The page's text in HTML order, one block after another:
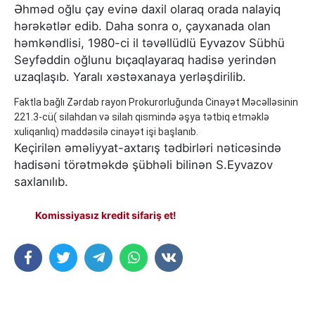
Əhməd oğlu çay evinə daxil olaraq orada nalayiq
hərəkətlər edib. Daha sonra o, çayxanada olan
həmkəndlisi, 1980-ci il təvəllüdlü Eyvazov Sübhü
Seyfəddin oğlunu bıçaqlayaraq hadisə yerindən
uzaqlaşıb. Yaralı xəstəxanaya yerləşdirilib.
Faktla bağlı Zərdab rayon Prokurorluğunda Cinayət Məcəlləsinin
221.3-cü( silahdan və silah qismində əşya tətbiq etməklə
xuliqanlıq) maddəsilə cinayət işi başlanıb.
Keçirilən əməliyyat-axtarış tədbirləri nəticəsində
hadisəni törətməkdə şübhəli bilinən S.Eyvazov
saxlanılıb.
Komissiyasız kredit sifariş et!